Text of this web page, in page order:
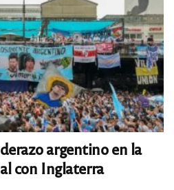
argentino en la
con Inglaterra